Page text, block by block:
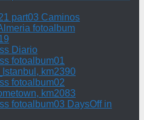
part03 Caminos
fotoalbum
Diario
fotoalbum01
km2390
fotoalbum02
km2083
fotoalbum03 DaysOff in